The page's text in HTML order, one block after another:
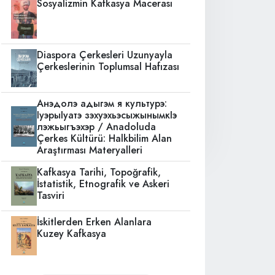
Sosyalizmin Kafkasya Macerası
Diaspora Çerkesleri Uzunyayla
Çerkeslerinin Toplumsal Hafızası
Анэдолэ адыгэм я культурэ:
IуэрыIуатэ зэхуэхьэсыжынымкIэ
лэжьыгъэхэр / Anadoluda
Çerkes Kültürü: Halkbilim Alan
Araştırması Materyalleri
Kafkasya Tarihi, Topoğrafik,
İstatistik, Etnografik ve Askeri
Tasviri
İskitlerden Erken Alanlara
Kuzey Kafkasya